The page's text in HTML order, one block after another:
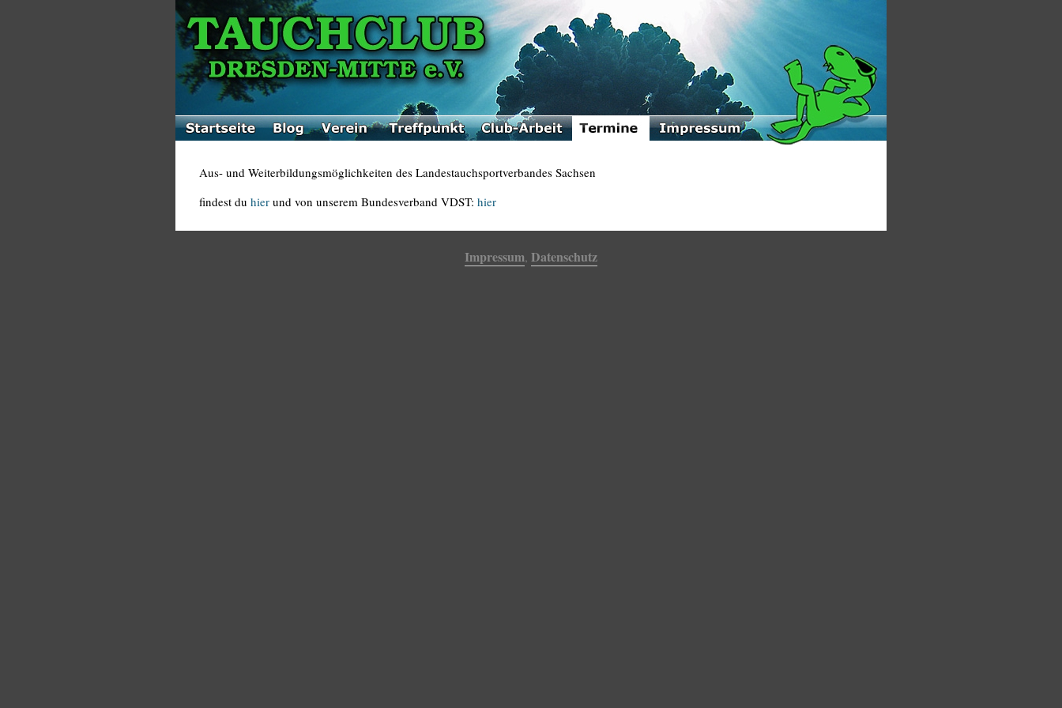
Aus- und Weiterbildungsmöglichkeiten des Landestauchsportverbandes Sachsen
findest du hier und von unserem Bundesverband VDST: hier
Impressum, Datenschutz